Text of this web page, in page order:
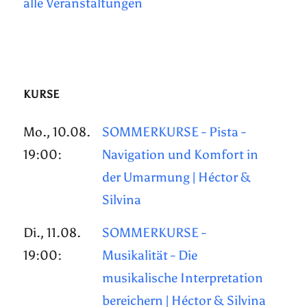
KURSE
Mo., 10.08.
19:00:
SOMMERKURSE - Pista -
Navigation und Komfort in
der Umarmung | Héctor &
Silvina
Di., 11.08.
19:00:
SOMMERKURSE -
Musikalität - Die
musikalische Interpretation
bereichern | Héctor & Silvina